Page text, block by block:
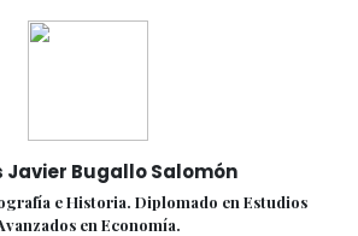
Javier Bugallo Salomón
e Historia. Diplomado en Estudios
en Economía.